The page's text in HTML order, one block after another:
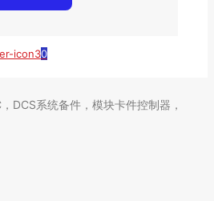
0
DCS系统备件，模块卡件控制器，